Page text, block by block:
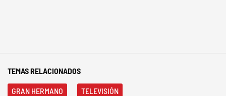
TEMAS RELACIONADOS
GRAN HERMANO TELEVISIÓN